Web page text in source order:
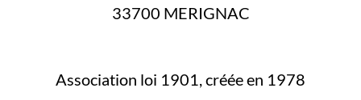
33700 MERIGNAC
Association loi 1901, créée en 1978